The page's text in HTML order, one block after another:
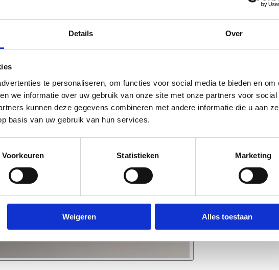
Details Over
te personaliseren, om functies voor social media te bieden en om
we informatie over uw gebruik van onze site met onze partners voor social
kunnen deze gegevens combineren met andere informatie die u aan
basis van uw gebruik van hun services.
Voorkeuren Statistieken Marketing
Weigeren Alles toestaan